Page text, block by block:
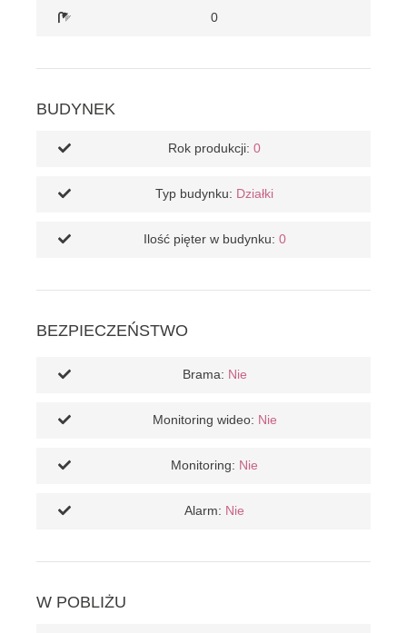
0
BUDYNEK
Rok produkcji: 0
Typ budynku: Działki
Ilość pięter w budynku: 0
BEZPIECZEŃSTWO
Brama: Nie
Monitoring wideo: Nie
Monitoring: Nie
Alarm: Nie
W POBLIŻU